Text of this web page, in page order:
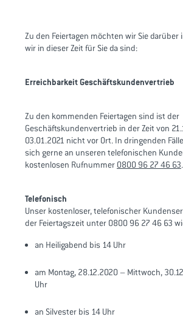
Zu den Feiertagen möchten wir Sie darüber
wir in dieser Zeit für Sie da sind:
Erreichbarkeit Geschäftskundenvertrieb
Zu den kommenden Feiertagen sind ist der
Geschäftskundenvertrieb in der Zeit von
03.01.2021 nicht vor Ort. In dringenden
sich gerne an unseren telefonischen
kostenlosen Rufnummer 0800 96 27 46 63.
Telefonisch
Unser kostenloser, telefonischer
der Feiertagszeit unter 0800 96 27 46 63
an Heiligabend bis 14 Uhr
am Montag, 28.12.2020 – Mittwoch,
Uhr
an Silvester bis 14 Uhr